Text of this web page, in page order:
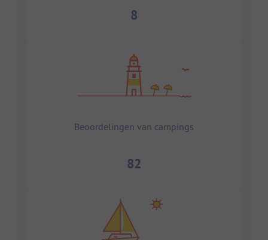
8
Beoordelingen van campings
82